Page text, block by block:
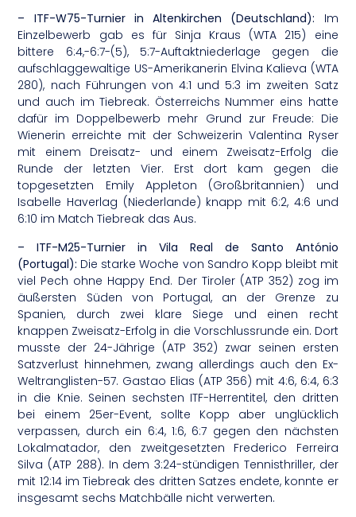
– ITF-W75-Turnier in Altenkirchen (Deutschland): Im
Einzelbewerb gab es für Sinja Kraus (WTA 215) eine
bittere 6:4,-6:7-(5), 5:7-Auftaktniederlage gegen die
aufschlaggewaltige US-Amerikanerin Elvina Kalieva (WTA
280), nach Führungen von 4:1 und 5:3 im zweiten Satz
und auch im Tiebreak. Österreichs Nummer eins hatte
dafür im Doppelbewerb mehr Grund zur Freude: Die
Wienerin erreichte mit der Schweizerin Valentina Ryser
mit einem Dreisatz- und einem Zweisatz-Erfolg die
Runde der letzten Vier. Erst dort kam gegen die
topgesetzten Emily Appleton (Großbritannien) und
Isabelle Haverlag (Niederlande) knapp mit 6:2, 4:6 und
6:10 im Match Tiebreak das Aus.
– ITF-M25-Turnier in Vila Real de Santo António
(Portugal): Die starke Woche von Sandro Kopp bleibt mit
viel Pech ohne Happy End. Der Tiroler (ATP 352) zog im
äußersten Süden von Portugal, an der Grenze zu
Spanien, durch zwei klare Siege und einen recht
knappen Zweisatz-Erfolg in die Vorschlussrunde ein. Dort
musste der 24-Jährige (ATP 352) zwar seinen ersten
Satzverlust hinnehmen, zwang allerdings auch den Ex-
Weltranglisten-57. Gastao Elias (ATP 356) mit 4:6, 6:4, 6:3
in die Knie. Seinen sechsten ITF-Herrentitel, den dritten
bei einem 25er-Event, sollte Kopp aber unglücklich
verpassen, durch ein 6:4, 1:6, 6:7 gegen den nächsten
Lokalmatador, den zweitgesetzten Frederico Ferreira
Silva (ATP 288). In dem 3:24-stündigen Tennisthriller, der
mit 12:14 im Tiebreak des dritten Satzes endete, konnte er
insgesamt sechs Matchbälle nicht verwerten.